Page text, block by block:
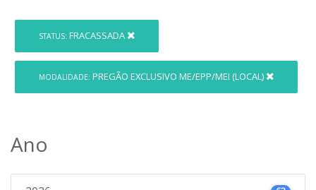
STATUS: FRACASSADA
MODALIDADE: PREGÃO EXCLUSIVO ME/EPP/MEI (LOCAL)
Ano